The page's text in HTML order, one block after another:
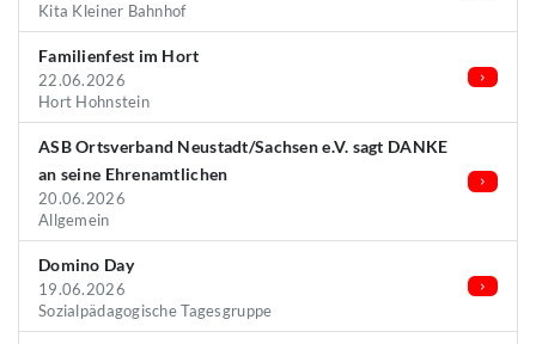
Kita Kleiner Bahnhof
Familienfest im Hort
22.06.2026
Hort Hohnstein
ASB Ortsverband Neustadt/Sachsen e.V. sagt DANKE
an seine Ehrenamtlichen
20.06.2026
Allgemein
Domino Day
19.06.2026
Sozialpädagogische Tagesgruppe